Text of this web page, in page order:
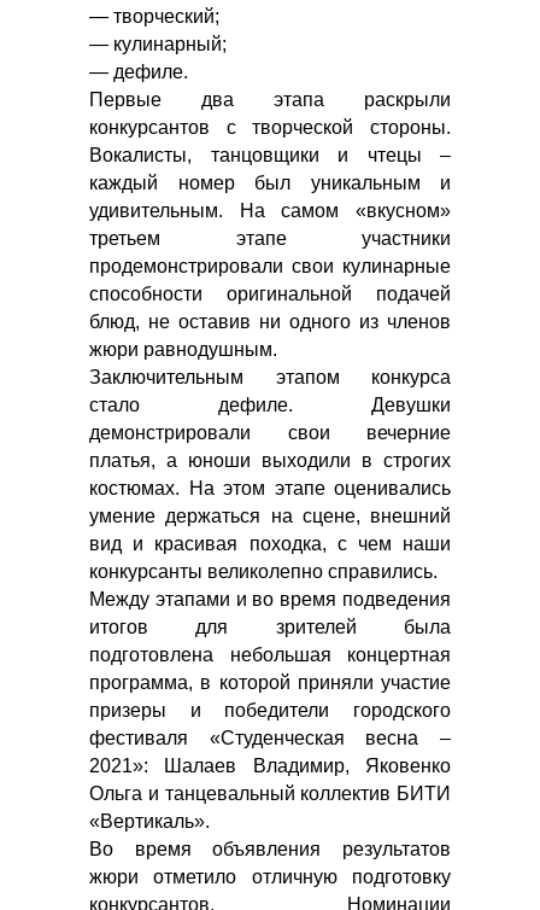
— творческий;
— кулинарный;
— дефиле.
Первые два этапа раскрыли
конкурсантов с творческой стороны.
Вокалисты, танцовщики и чтецы –
каждый номер был уникальным и
удивительным. На самом «вкусном»
третьем этапе участники
продемонстрировали свои кулинарные
способности оригинальной подачей
блюд, не оставив ни одного из членов
жюри равнодушным.
Заключительным этапом конкурса
стало дефиле. Девушки
демонстрировали свои вечерние
платья, а юноши выходили в строгих
костюмах. На этом этапе оценивались
умение держаться на сцене, внешний
вид и красивая походка, с чем наши
конкурсанты великолепно справились.
Между этапами и во время подведения
итогов для зрителей была
подготовлена небольшая концертная
программа, в которой приняли участие
призеры и победители городского
фестиваля «Студенческая весна –
2021»: Шалаев Владимир, Яковенко
Ольга и танцевальный коллектив БИТИ
«Вертикаль».
Во время объявления результатов
жюри отметило отличную подготовку
конкурсантов. Номинации